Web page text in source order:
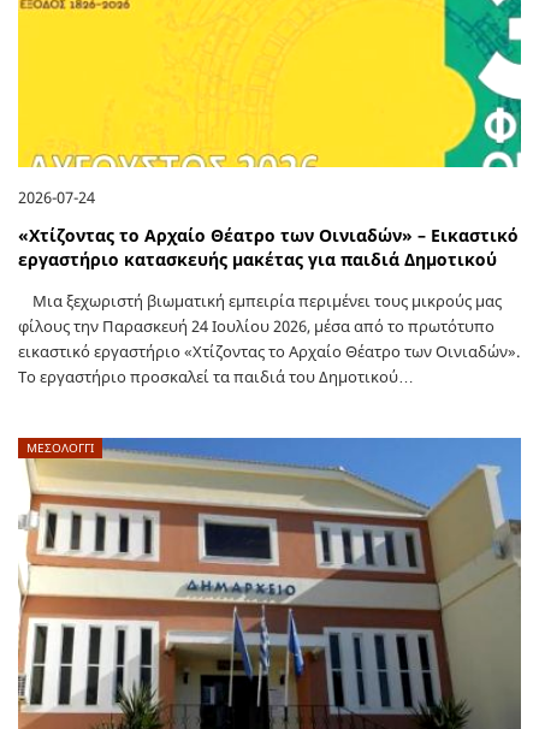
2026-07-24
«Χτίζοντας το Αρχαίο Θέατρο των Οινιαδών» – Εικαστικό
εργαστήριο κατασκευής μακέτας για παιδιά Δημοτικού
Μια ξεχωριστή βιωματική εμπειρία περιμένει τους μικρούς μας
φίλους την Παρασκευή 24 Ιουλίου 2026, μέσα από το πρωτότυπο
εικαστικό εργαστήριο «Χτίζοντας το Αρχαίο Θέατρο των Οινιαδών».
Το εργαστήριο προσκαλεί τα παιδιά του Δημοτικού…
ΜΕΣΟΛΟΓΓΙ